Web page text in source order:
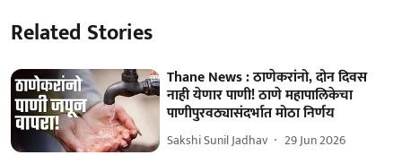
Related Stories
Thane News : ठाणेकरांनो, दोन दिवस
नाही येणार पाणी! ठाणे महापालिकेचा
पाणीपुरवठ्यासंदर्भात मोठा निर्णय
Sakshi Sunil Jadhav 29 Jun 2026